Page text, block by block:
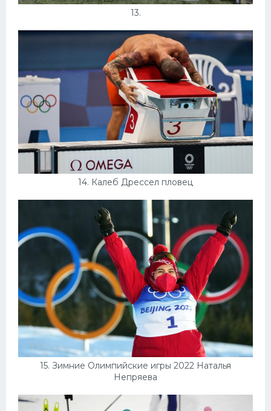
13.
14. Калеб Дрессел пловец
15. Зимние Олимпийские игры 2022 Наталья
Непряева